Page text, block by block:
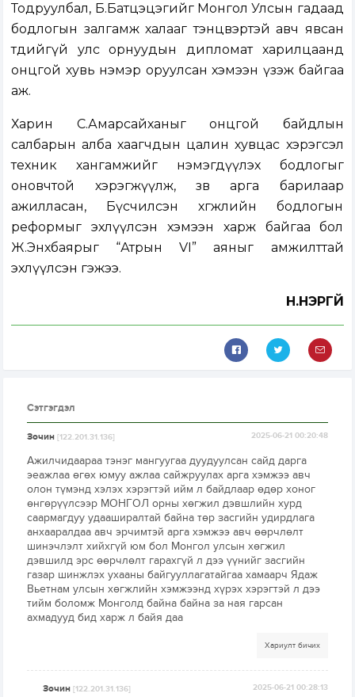
Тодруулбал, Б.Батцэцэгийг Монгол Улсын гадаад
бодлогын залгамж халааг тэнцвэртэй авч явсан
төдийгүй улс орнуудын дипломат харилцаанд
онцгой хувь нэмэр оруулсан хэмээн үзэж байгаа
аж.
Харин С.Амарсайханыг онцгой байдлын
салбарын алба хаагчдын цалин хувцас хэрэгсэл
техник хангамжийг нэмэгдүүлэх бодлогыг
оновчтой хэрэгжүүлж, зөв арга барилаар
ажилласан, Бүсчилсэн хөгжлийн бодлогын
реформыг эхлүүлсэн хэмээн харж байгаа бол
Ж.Энхбаярыг “Атрын VI” аяныг амжилттай
эхлүүлсэн гэжээ.
Н.НЭРГҮЙ
Сэтгэгдэл
Зочин[122.201.31.136] 2025-06-21 00:20:48
Ажилчидаараа тэнэг мангуугаа дуудуулсан сайд дарга
эеажлаа өгөх юмуу ажлаа сайжруулах арга хэмжээ авч
олон түмэнд хэлэх хэрэгтэй ийм л байдлаар өдөр хоног
өнгөрүүлсээр МОНГОЛ орны хөгжил дэвшлийн хурд
саармагдуу удааширалтай байна төр засгийн удирдлага
анхааралдаа авч эрчимтэй арга хэмжээ авч өөрчлөлт
шинэчлэлт хийхгүй юм бол Монгол улсын хөгжил
дэвшилд эрс өөрчлөлт гарахгүй л дээ үүнийг засгийн
газар шинжлэх ухааны байгууллагатайгаа хамаарч Ядаж
Вьетнам улсын хөгжлийн хэмжээнд хүрэх хэрэгтэй л дээ
тийм боломж Монголд байна байна за ная гарсан
ахмадууд бид харж л байя даа
Хариулт бичих
Зочин[122.201.31.136] 2025-06-21 00:28:13